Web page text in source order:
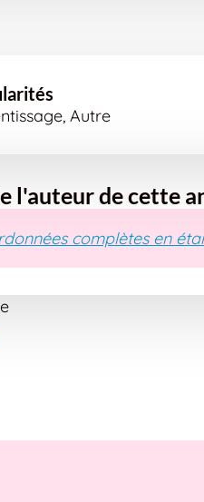
Autre
l'auteur de cette
complètes en